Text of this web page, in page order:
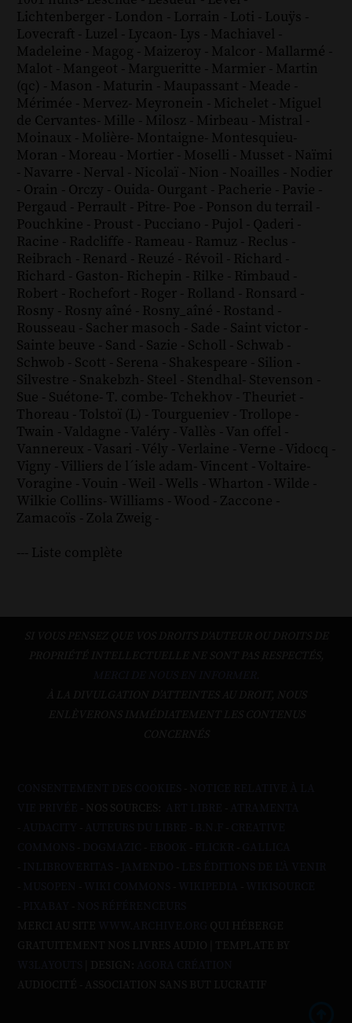
Lichtenberger - London - Lorrain - Loti - Louÿs -
Lovecraft - Luzel - Lycaon- Lys - Machiavel -
Madeleine - Magog - Maizeroy - Malcor - Mallarmé -
Malot - Mangeot - Margueritte - Marmier - Martin
(qc) - Mason - Maturin - Maupassant - Meade -
Mérimée - Mervez- Meyronein - Michelet - Miguel
de Cervantes- Mille - Milosz - Mirbeau - Mistral -
Moinaux - Molière- Montaigne- Montesquieu-
Moran - Moreau - Mortier - Moselli - Musset - Naïmi
- Navarre - Nerval - Nicolaï - Nion - Noailles - Nodier
- Orain - Orczy - Ouida- Ourgant - Pacherie - Pavie -
Pergaud - Perrault - Pitre- Poe - Ponson du terrail -
Pouchkine - Proust - Pucciano - Pujol - Qaderi -
Racine - Radcliffe - Rameau - Ramuz - Reclus -
Reibrach - Renard - Reuzé - Révoil - Richard -
Richard - Gaston- Richepin - Rilke - Rimbaud -
Robert - Rochefort - Roger - Rolland - Ronsard -
Rosny - Rosny aîné - Rosny_aîné - Rostand -
Rousseau - Sacher masoch - Sade - Saint victor -
Sainte beuve - Sand - Sazie - Scholl - Schwab -
Schwob - Scott - Serena - Shakespeare - Silion -
Silvestre - Snakebzh- Steel - Stendhal- Stevenson -
Sue - Suétone- T. combe- Tchekhov - Theuriet -
Thoreau - Tolstoï (L) - Tourgueniev - Trollope -
Twain - Valdagne - Valéry - Vallès - Van offel -
Vannereux - Vasari - Vély - Verlaine - Verne - Vidocq -
Vigny - Villiers de l´isle adam- Vincent - Voltaire-
Voragine - Vouin - Weil - Wells - Wharton - Wilde -
Wilkie Collins- Williams - Wood - Zaccone -
Zamacoïs - Zola Zweig -
--- Liste complète